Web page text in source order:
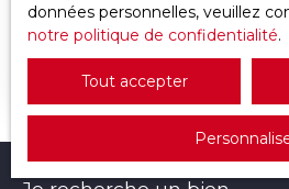
2pièces 36.01m²
Loué 449€/ mois Rentabilité à
commodités à proximité.
accès autoroute proche.
venir le visiter ! DPE: G
données personnelles, veuillez
notre politique de confidentialité.
Tout accepter